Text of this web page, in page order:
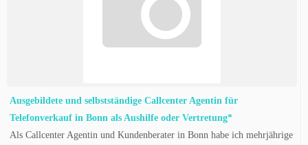
Ausgebildete und selbstständige Callcenter Agentin für
Telefonverkauf in Bonn als Aushilfe oder Vertretung*
Als Callcenter Agentin und Kundenberater in Bonn habe ich mehrjährige